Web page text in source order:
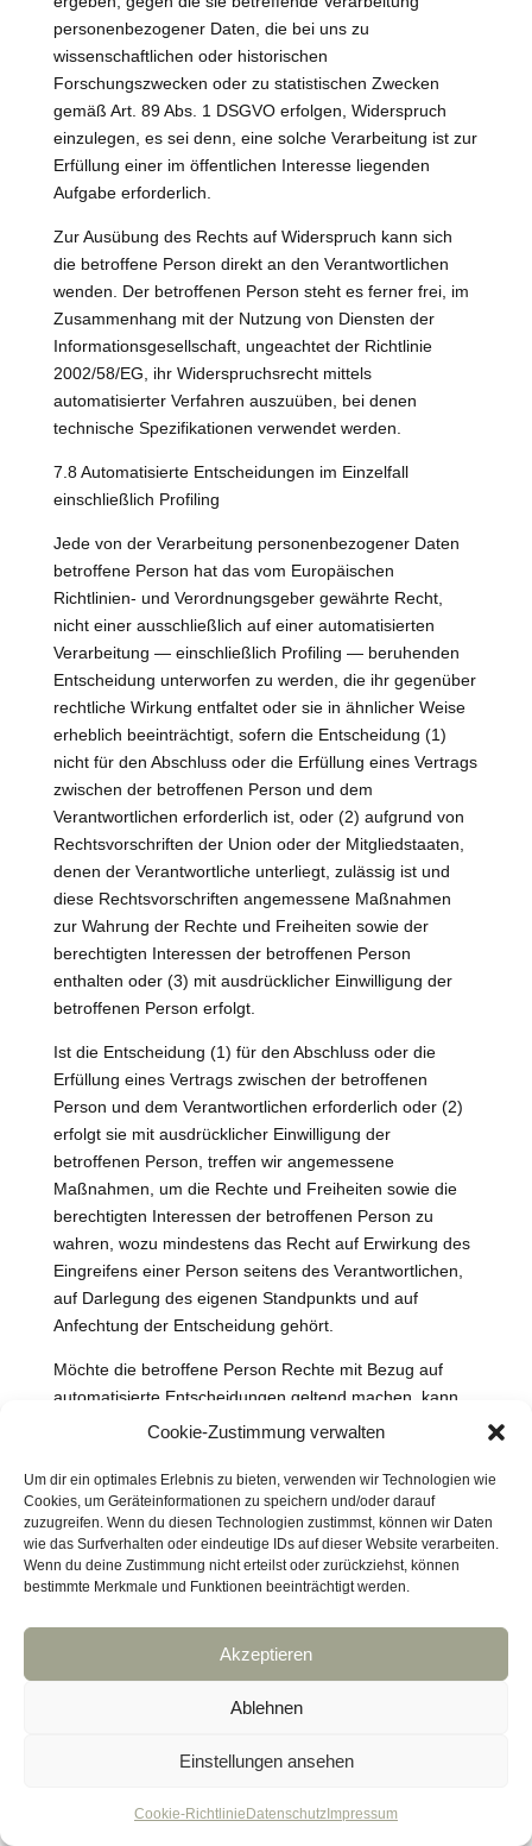
Cookie-Zustimmung verwalten
Um dir ein optimales Erlebnis zu bieten, verwenden wir Technologien wie
Cookies, um Geräteinformationen zu speichern und/oder darauf
zuzugreifen. Wenn du diesen Technologien zustimmst, können wir Daten
wie das Surfverhalten oder eindeutige IDs auf dieser Website verarbeiten.
Wenn du deine Zustimmung nicht erteilst oder zurückziehst, können
bestimmte Merkmale und Funktionen beeinträchtigt werden.
Akzeptieren
Ablehnen
Einstellungen ansehen
Cookie-Richtlinie Datenschutz Impressum
personenbezogener Daten, die bei uns zu
wissenschaftlichen oder historischen
Forschungszwecken oder zu statistischen Zwecken
gemäß Art. 89 Abs. 1 DSGVO erfolgen, Widerspruch
einzulegen, es sei denn, eine solche Verarbeitung ist zur
Erfüllung einer im öffentlichen Interesse liegenden
Aufgabe erforderlich.
Zur Ausübung des Rechts auf Widerspruch kann sich
die betroffene Person direkt an den Verantwortlichen
wenden. Der betroffenen Person steht es ferner frei, im
Zusammenhang mit der Nutzung von Diensten der
Informationsgesellschaft, ungeachtet der Richtlinie
2002/58/EG, ihr Widerspruchsrecht mittels
automatisierter Verfahren auszuüben, bei denen
technische Spezifikationen verwendet werden.
7.8 Automatisierte Entscheidungen im Einzelfall
einschließlich Profiling
Jede von der Verarbeitung personenbezogener Daten
betroffene Person hat das vom Europäischen
Richtlinien- und Verordnungsgeber gewährte Recht,
nicht einer ausschließlich auf einer automatisierten
Verarbeitung — einschließlich Profiling — beruhenden
Entscheidung unterworfen zu werden, die ihr gegenüber
rechtliche Wirkung entfaltet oder sie in ähnlicher Weise
erheblich beeinträchtigt, sofern die Entscheidung (1)
nicht für den Abschluss oder die Erfüllung eines Vertrags
zwischen der betroffenen Person und dem
Verantwortlichen erforderlich ist, oder (2) aufgrund von
Rechtsvorschriften der Union oder der Mitgliedstaaten,
denen der Verantwortliche unterliegt, zulässig ist und
diese Rechtsvorschriften angemessene Maßnahmen
zur Wahrung der Rechte und Freiheiten sowie der
berechtigten Interessen der betroffenen Person
enthalten oder (3) mit ausdrücklicher Einwilligung der
betroffenen Person erfolgt.
Ist die Entscheidung (1) für den Abschluss oder die
Erfüllung eines Vertrags zwischen der betroffenen
Person und dem Verantwortlichen erforderlich oder (2)
erfolgt sie mit ausdrücklicher Einwilligung der
betroffenen Person, treffen wir angemessene
Maßnahmen, um die Rechte und Freiheiten sowie die
berechtigten Interessen der betroffenen Person zu
wahren, wozu mindestens das Recht auf Erwirkung des
Eingreifens einer Person seitens des Verantwortlichen,
auf Darlegung des eigenen Standpunkts und auf
Anfechtung der Entscheidung gehört.
Möchte die betroffene Person Rechte mit Bezug auf
automatisierte Entscheidungen geltend machen, kann
sie sich hierzu jederzeit an den für die Verarbeitung
7.9 Recht auf Widerruf einer datenschutzrechtlichen
Einwilligung
Jede von der Verarbeitung personenbezogener Daten
betroffene Person hat das vom Europäischen
eine Einwilligung zur Verarbeitung personenbezogener
Möchte die betroffene Person ihr Recht auf Widerruf
jederzeit an einen Mitarbeiter des für die Verarbeitung